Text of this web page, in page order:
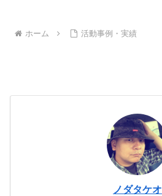
ホーム 活動事例・実績
ノダタケオ